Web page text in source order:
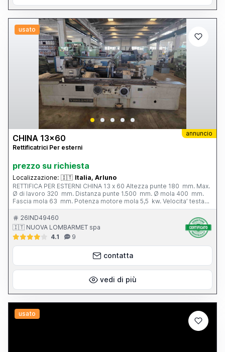
usato
annuncio
CHINA 13x60
Rettificatrici Per esterni
prezzo su richiesta
Localizzazione: 🇮🇹 Italia, Arluno
RETTIFICA PER ESTERNI CHINA 13 x 60 Altezza punte 180 mm. Max.
Ø di lavoro 320 mm. Distanza punte 1.500 mm. Ø mola 400 mm.
Fascia mola 63 mm. Potenza motore mola 5,5 kw. Velocita’ testa
portapezzo - N. 6; 28 - 280 g/min. Inclinazione tavola - 3° / + 6°
Peso totale 3.800 kg. Completa di: - n. 1 autocentrante Ø 165 mm.
- n. 1 lunetta chiusa - vasca con filtro - cunei di livellamento
26IND49460
🇮🇹 NUOVA LOMBARMET spa
4.1
9
contatta
vedi di più
usato